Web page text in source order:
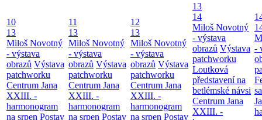
10
13
Miloš Novotný
- výstava
obrazů Výstava
patchworku
Centrum Jana
XXIII. -
harmonogram
na srpen Postav
11
13
Miloš Novotný
- výstava
obrazů Výstava
patchworku
Centrum Jana
XXIII. -
harmonogram
na srpen Postav
12
13
Miloš Novotný
- výstava
obrazů Výstava
patchworku
Centrum Jana
XXIII. -
harmonogram
na srpen Postav
13
14
Miloš Novotný
- výstava
obrazů Výstava
patchworku
Loutková
představení na
betlémské návsi
Centrum Jana
XXIII. -
-